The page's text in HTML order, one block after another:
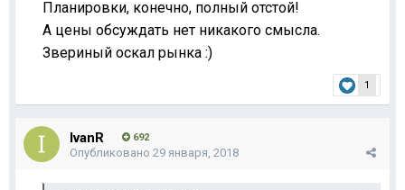
Планировки, конечно, полный отстой!
А цены обсуждать нет никакого смысла.
Звериный оскал рынка :)
1
IvanR 692
Опубликовано 29 января, 2018